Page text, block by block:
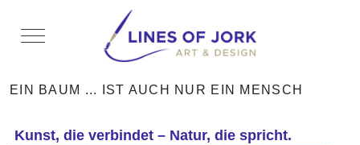
Mobile Menu Toggle
EIN BAUM ... IST AUCH NUR EIN MENSCH
Kunst, die verbindet – Natur, die spricht.